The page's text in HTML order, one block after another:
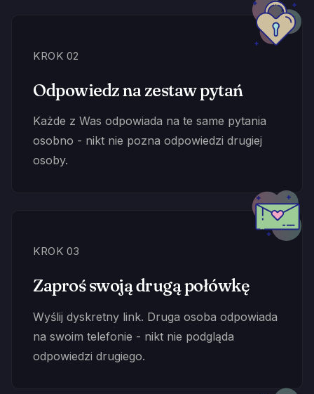
KROK 02
Odpowiedz na zestaw pytań
Każde z Was odpowiada na te same pytania
osobno - nikt nie pozna odpowiedzi drugiej
osoby.
KROK 03
Zaproś swoją drugą połówkę
Wyślij dyskretny link. Druga osoba odpowiada
na swoim telefonie - nikt nie podgląda
odpowiedzi drugiego.